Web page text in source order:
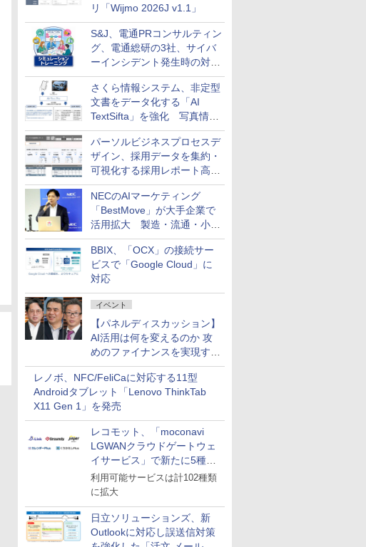
リ「Wijmo 2026J v1.1」
S&J、電通PRコンサルティン
グ、電通総研の3社、サイバ
ーインシデント発生時の対応
と危機管理広報を一体的に訓
練するプログラムを提供
さくら情報システム、非定型
文書をデータ化する「AI
TextSifta」を強化 写真情報
のデータ化などに対応
パーソルビジネスプロセスデ
ザイン、採用データを集約・
可視化する採用レポート高速
化サービスを提供
NECのAIマーケティング
「BestMove」が大手企業で
活用拡大 製造・流通・小売
企業・広告代理店などが実装
フェーズへ
BBIX、「OCX」の接続サー
ビスで「Google Cloud」に
対応
イベント
【パネルディスカッション】
AI活用は何を変えるのか 攻
めのファイナンスを実現する
業務設計とマインドセット変
革
レノボ、NFC/FeliCaに対応する11型
Androidタブレット「Lenovo ThinkTab
X11 Gen 1」を発売
レコモット、「moconavi
LGWANクラウドゲートウェ
イサービス」で新たに5種類
のサービスと連携開始
利用可能サービスは計102種類
に拡大
日立ソリューションズ、新
Outlookに対応し誤送信対策